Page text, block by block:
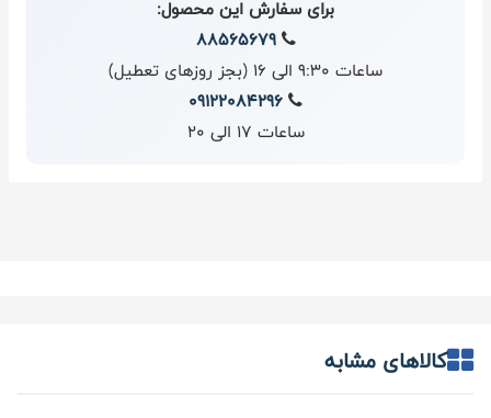
برای سفارش این محصول:
88565679
ساعات 9:30 الی 16 (بجز روزهای تعطیل)
09122084296
ساعات 17 الی 20
کالاهای مشابه